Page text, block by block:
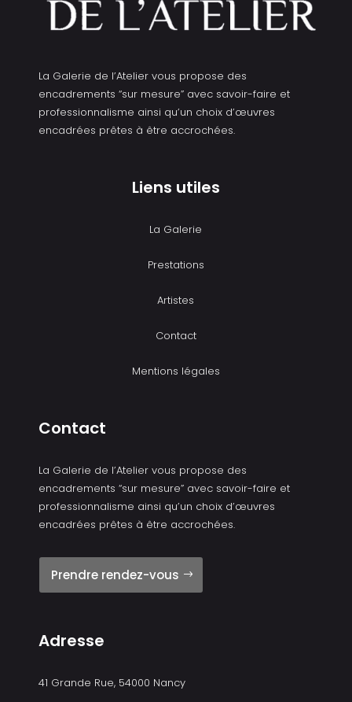
La Galerie de l’Atelier vous propose des
encadrements “sur mesure” avec savoir-faire et
professionnalisme ainsi qu’un choix d’œuvres
encadrées prêtes à être accrochées.
Liens utiles
La Galerie
Prestations
Artistes
Contact
Mentions légales
Contact
La Galerie de l’Atelier vous propose des
encadrements “sur mesure” avec savoir-faire et
professionnalisme ainsi qu’un choix d’œuvres
encadrées prêtes à être accrochées.
Prendre rendez-vous
Adresse
41 Grande Rue, 54000 Nancy